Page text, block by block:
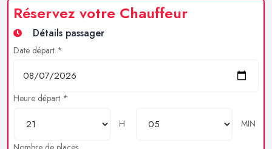
Réservez votre Chauffeur
Détails passager
Date départ *
Heure départ *
H
MIN